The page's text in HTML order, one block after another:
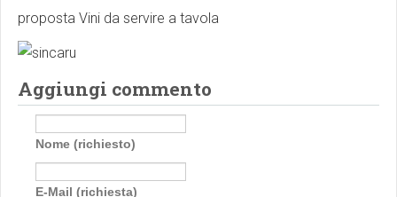
proposta Vini da servire a tavola
Aggiungi commento
Nome (richiesto)
E-Mail (richiesta)